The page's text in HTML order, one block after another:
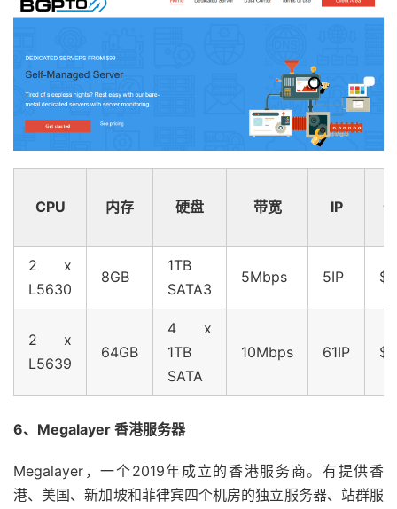
CPU 内存 硬盘 带宽 IP
2 x
L5630
8GB
1TB
SATA3
5Mbps 5IP
2 x
L5639
64GB
4 x
1TB
SATA
10Mbps 61IP
6、Megalayer 香港服务器
Megalayer，一个2019年成立的香港服务商。有提供香
港、美国、新加坡和菲律宾四个机房的独立服务器、站群服